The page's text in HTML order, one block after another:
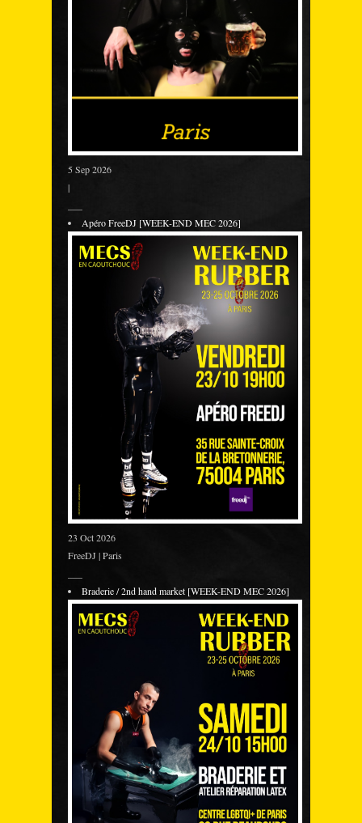
5 Sep 2026
|
Apéro FreeDJ [WEEK-END MEC 2026]
23 Oct 2026
FreeDJ | Paris
Braderie / 2nd hand market [WEEK-END MEC 2026]